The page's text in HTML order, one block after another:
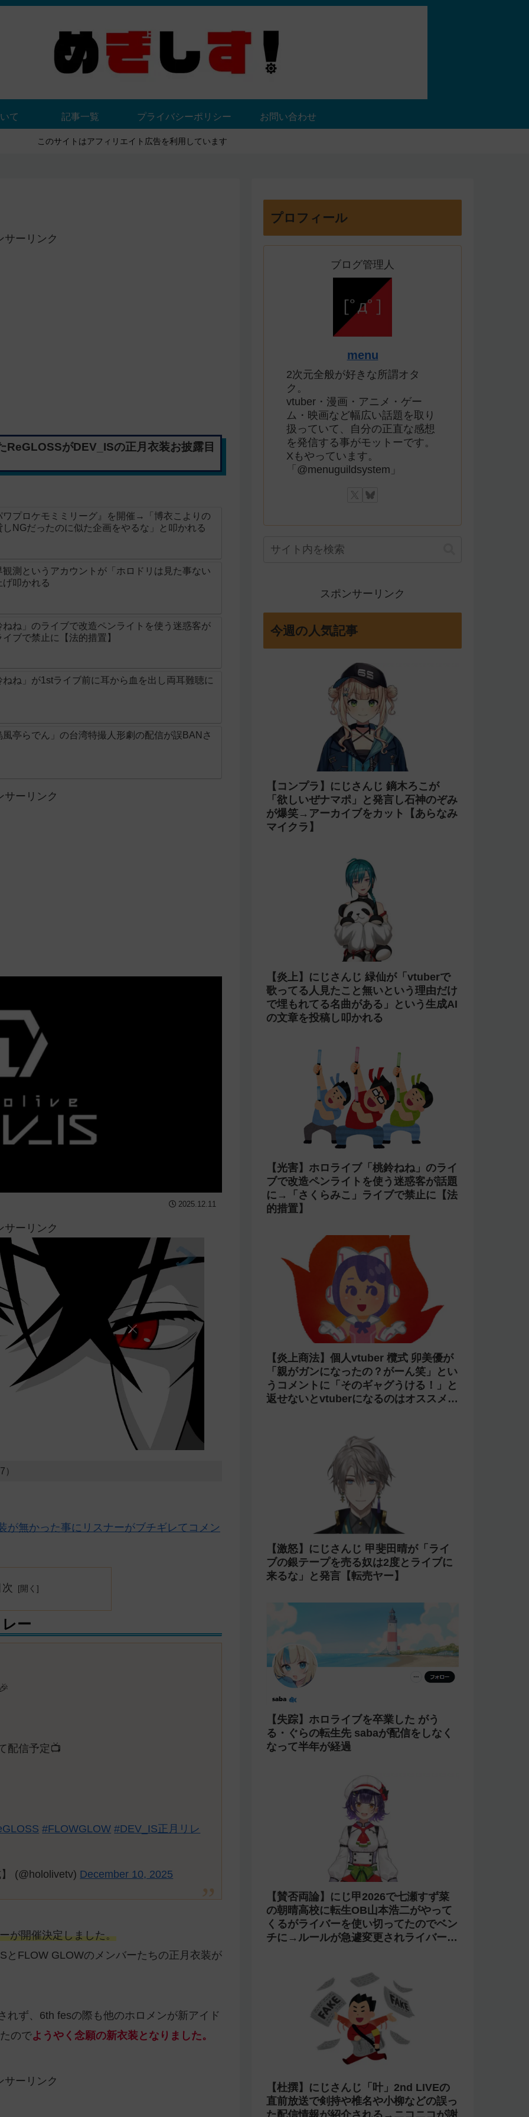
て 記事一覧 プライバシーポリシー お問い合わせ
このサイトはアフィリエイト広告を利用しています
サーリンク
ReGLOSSがDEV_ISの正月衣装お披露目
プロケモミミリーグ』を開催→「博衣こよりの
NGだったのに似た企画をやるな」と叩かれる
測というアカウントが「ホロドリは見た事ない
叩かれる
ね」のライブで改造ペンライトを使う迷惑客が
ブで禁止に【法的措置】
ね」が1stライブ前に耳から血を出し両耳難聴に
亭らでん」の台湾特撮人形劇の配信が誤BANさ
サーリンク
2025.12.11
サーリンク
が無かった事にリスナーがブチギレてコメン
ー
配信予定📺
#FLOWGLOW #DEV_IS正月リレ
(@hololivetv) December 10, 2025
が開催決定しました。
とFLOW GLOWのメンバーたちの正月衣装が
れず、6th fesの際も他のホロメンが新アイド
のでようやく念願の新衣装となりました。
サーリンク
プロフィール
ブログ管理人
menu
2次元全般が好きな所謂オタ
ク。
vtuber・漫画・アニメ・ゲー
ム・映画など幅広い話題を取り
扱っていて、自分の正直な感想
を発信する事がモットーです。
Xもやっています。
「@menuguildsystem」
スポンサーリンク
今週の人気記事
【コンプラ】にじさんじ 鏑木ろこが
「欲しいぜナマポ」と発言し石神のぞみ
が爆笑→アーカイブをカット【あらなみ
マイクラ】
【炎上】にじさんじ 緑仙が「vtuberで
歌ってる人見たこと無いという理由だけ
で埋もれてる名曲がある」という生成AI
の文章を投稿し叩かれる
【光害】ホロライブ「桃鈴ねね」のライ
ブで改造ペンライトを使う迷惑客が話題
に→「さくらみこ」ライブで禁止に【法
的措置】
【炎上商法】個人vtuber 欖式 卯美優が
「親がガンになったの？がーん笑」とい
うコメントに「そのギャグうける！」と
返せないとvtuberになるのはオススメし
【激怒】にじさんじ 甲斐田晴が「ライ
ブの銀テープを売る奴は2度とライブに
来るな」と発言【転売ヤー】
【失踪】ホロライブを卒業した がう
る・ぐらの転生先 sabaが配信をしなく
なって半年が経過
【賛否両論】にじ甲2026で七瀬すず菜
の朝晴高校に転生OB山本浩二がやって
くるがライバーを使い切ってたのでベン
チに→ルールが急遽変更されライバーの
【杜撰】にじさんじ「叶」2nd LIVEの
直前放送で剣持や椎名や小柳などの誤っ
た配信情報が紹介される→ニコニコが謝